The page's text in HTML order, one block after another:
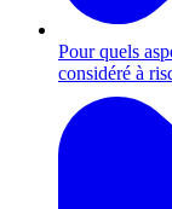
Pour quels
considéré à